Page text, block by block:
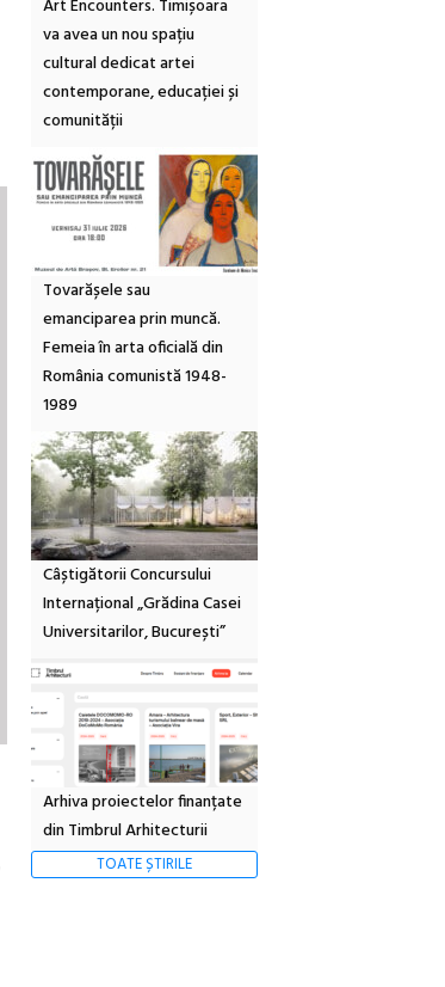
Art Encounters. Timișoara
va avea un nou spațiu
cultural dedicat artei
contemporane, educației și
comunității
Tovarășele sau
emanciparea prin muncă.
Femeia în arta oficială din
România comunistă 1948-
1989
Câștigătorii Concursului
Internațional „Grădina Casei
Universitarilor, București”
Arhiva proiectelor finanțate
din Timbrul Arhitecturii
TOATE ȘTIRILE